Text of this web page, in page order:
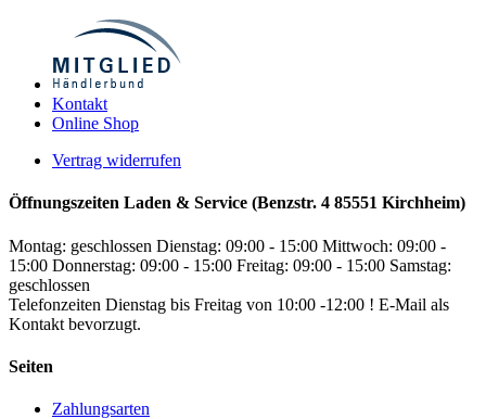
Kontakt
Online Shop
Vertrag widerrufen
Öffnungszeiten Laden & Service (Benzstr. 4 85551 Kirchheim)
Montag: geschlossen Dienstag: 09:00 - 15:00 Mittwoch: 09:00 -
15:00 Donnerstag: 09:00 - 15:00 Freitag: 09:00 - 15:00 Samstag:
geschlossen
Telefonzeiten Dienstag bis Freitag von 10:00 -12:00 ! E-Mail als
Kontakt bevorzugt.
Seiten
Zahlungsarten